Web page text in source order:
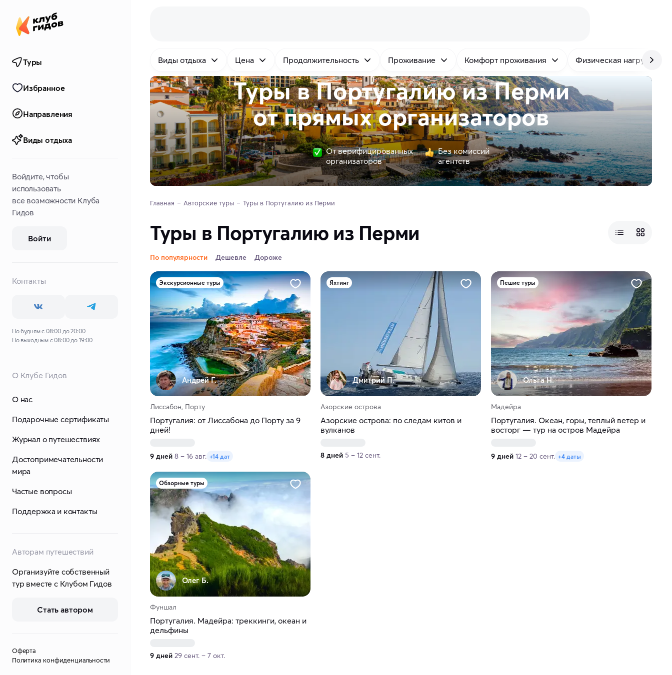
Туры
Избранное
Направления
Виды отдыха
Войдите, чтобы
использовать
все возможности Клуба
Гидов
Войти
Контакты
По будням с 08:00 до 20:00
По выходным с 08:00 до 19:00
О Клубе Гидов
О нас
Подарочные сертификаты
Журнал о путешествиях
Достопримечательности
мира
Частые вопросы
Поддержка и контакты
Авторам путешествий
Организуйте собственный
тур вместе с Клубом Гидов
Стать автором
Оферта
Политика конфиденциальности
Виды отдыха Цена Продолжительность Проживание Комфорт проживания Физическая нагрузка
Туры в Португалию из Перми
отпрямыхорганизаторов
От верифицированных
организаторов
Без комиссий
агентств
Главная Авторские туры Туры в Португалию из Перми
Туры в Португалию из Перми
По популярности Дешевле Дороже
Экскурсионные туры
Андрей Г.
Лиссабон, Порту
Португалия: от Лиссабона до Порту за 9
дней!
9 дней 8 – 16 авг. +14 дат
Яхтинг
Дмитрий П.
Азорские острова
Азорские острова: по следам китов и
вулканов
8 дней 5 – 12 сент.
Пешие туры
Ольга Н.
Мадейра
Португалия. Океан, горы, теплый ветер и
восторг — тур на остров Мадейра
9 дней 12 – 20 сент. +4 даты
Обзорные туры
Олег Б.
Фуншал
Португалия. Мадейра: треккинги, океан и
дельфины
9 дней 29 сент. – 7 окт.